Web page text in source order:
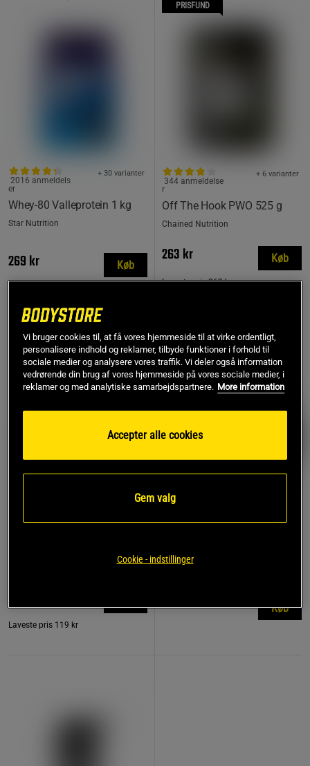
Whey-80 Valleprotein 1 kg
+ 30 varianter
2016 anmeldels
er
Star Nutrition
269 kr Køb
PRISFUND
Off The Hook PWO 525 g
+ 6 varianter
344 anmeldelse
r
Chained Nutrition
263 kr
Laveste pris 263 kr
Køb
MEST SOLGTE
PRISFUND
781 anmeldelse
Laveste pris 119 kr
17 anmeldelser
Star Nutrition Gear
149 kr Køb
Vi bruger cookies til, at få vores hjemmeside til at virke ordentligt,
personalisere indhold og reklamer, tilbyde funktioner i forhold til
sociale medier og analysere vores traffik. Vi deler også information
vedrørende din brug af vores hjemmeside på vores sociale medier, i
reklamer og med analytiske samarbejdspartnere. More information
Accepter alle cookies
Gem valg
Cookie - indstillinger